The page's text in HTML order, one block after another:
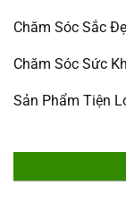
Chăm Sóc Sắc
Chăm Sóc Sức
Sản Phẩm Tiện